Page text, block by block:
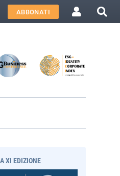
ABBONATI
XI EDIZIONE